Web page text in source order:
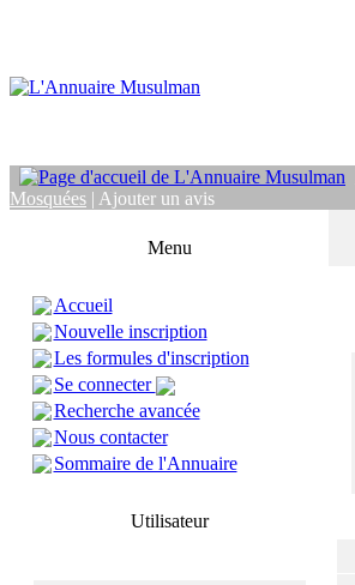
Mosquées | Ajouter un avis
Menu
Accueil
Nouvelle inscription
Les formules d'inscription
Se connecter
Recherche avancée
Nous contacter
Sommaire de l'Annuaire
Utilisateur